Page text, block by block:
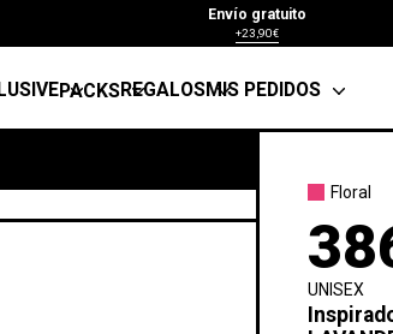
Envío gratuito
+23,90€
PACKSREGALOSMIS PEDIDOS
Floral
UNISEX